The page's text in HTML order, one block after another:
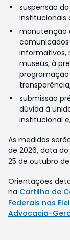
suspensão
institucionais
manutenção
informativos,
museus, à
transparência;
submissão
dúvida à
institucional
As medidas
de 2026, data
25 de outubro
Orientações
na Cartilha de
Federais nas
Advocacia-